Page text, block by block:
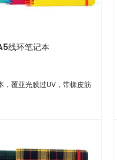
线环笔记本
，覆亚光膜过UV，带橡皮筋